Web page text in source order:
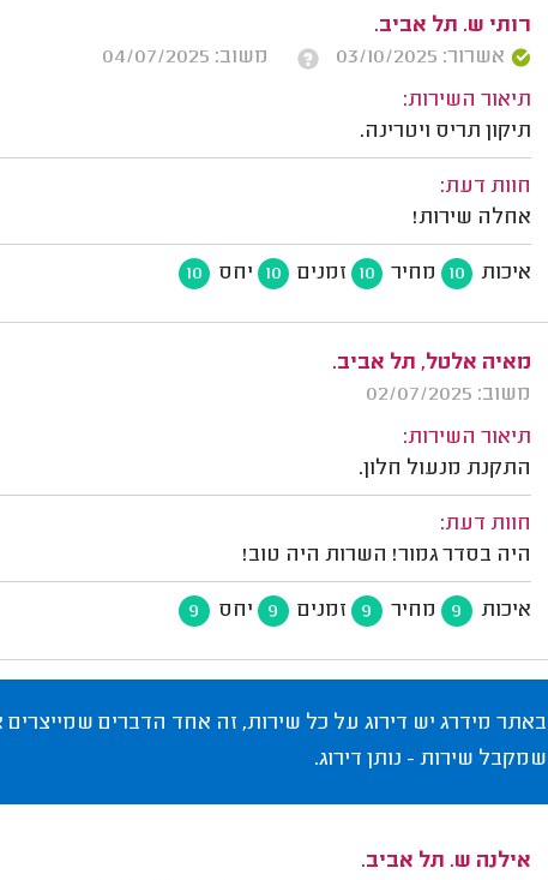
רותי ש. תל אביב.
אשרור: 03/10/2025
משוב: 04/07/2025
תיאור השירות:
תיקון תריס ויטרינה.
חוות דעת:
אחלה שירות!
איכות 10 מחיר 10 זמנים 10 יחס 10
מאיה אלטל, תל אביב.
משוב: 02/07/2025
תיאור השירות:
התקנת מנעול חלון.
חוות דעת:
היה בסדר גמור! השרות היה טוב!
איכות 9 מחיר 9 זמנים 9 יחס 9
באתר מידרג יש דירוג על כל שירות, זה אחד הדברים
שמקבל שירות - נותן דירוג.
אילנה ש. תל אביב.